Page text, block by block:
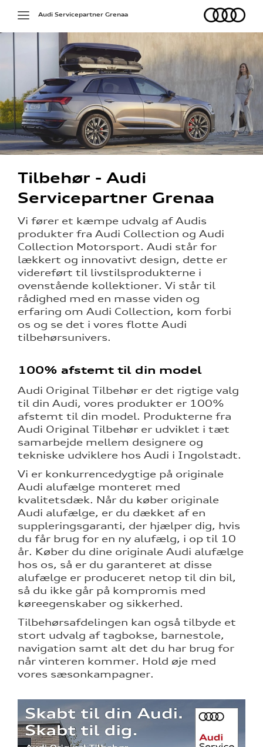
Toggle
navigation
Audi
Audi Servicepartner Grenaa
Tilbehør - Audi
Servicepartner Grenaa
Vi fører et kæmpe udvalg af Audis
produkter fra Audi Collection og Audi
Collection Motorsport. Audi står for
lækkert og innovativt design, dette er
videreført til livstilsprodukterne i
ovenstående kollektioner. Vi står til
rådighed med en masse viden og
erfaring om Audi Collection, kom forbi
os og se det i vores flotte Audi
tilbehørsunivers.
100% afstemt til din model
Audi Original Tilbehør er det rigtige valg
til din Audi, vores produkter er 100%
afstemt til din model. Produkterne fra
Audi Original Tilbehør er udviklet i tæt
samarbejde mellem designere og
tekniske udviklere hos Audi i Ingolstadt.
Vi er konkurrencedygtige på originale
Audi alufælge monteret med
kvalitetsdæk. Når du køber originale
Audi alufælge, er du dækket af en
suppleringsgaranti, der hjælper dig, hvis
du får brug for en ny alufælg, i op til 10
år. Køber du dine originale Audi alufælge
hos os, så er du garanteret at disse
alufælge er produceret netop til din bil,
så du ikke går på kompromis med
køreegenskaber og sikkerhed.
Tilbehørsafdelingen kan også tilbyde et
stort udvalg af tagbokse, barnestole,
navigation samt alt det du har brug for
når vinteren kommer. Hold øje med
vores sæsonkampagner.